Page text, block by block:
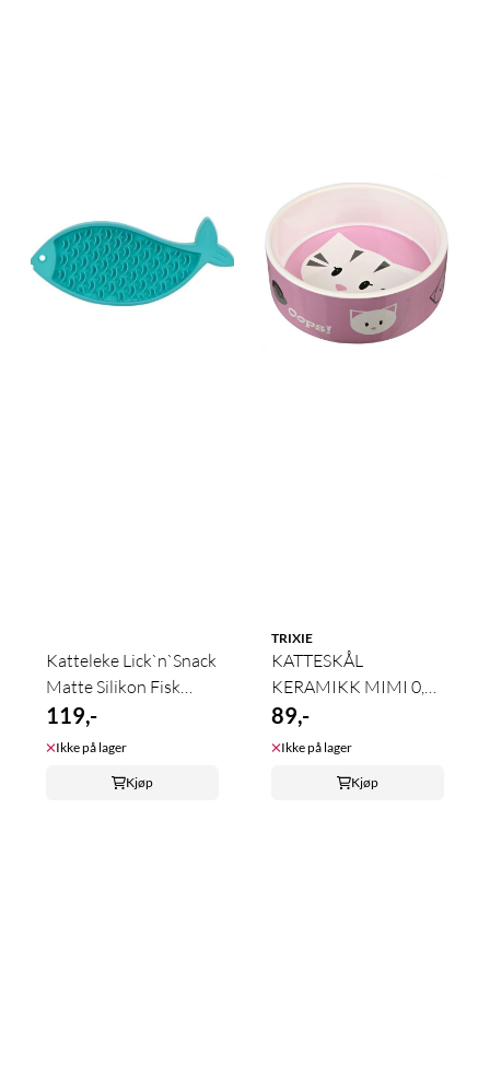
Katteleke Lick`n`Snack
Matte Silikon Fisk
28cm
119,-
Ikke på lager
Kjøp
TRIXIE
KATTESKÅL
KERAMIKK MIMI 0,3L
12CM
89,-
Ikke på lager
Kjøp